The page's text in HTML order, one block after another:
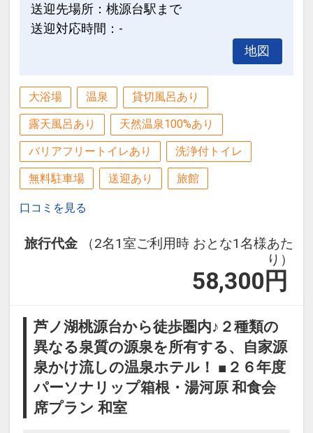
送迎先場所：桃源台駅まで
送迎対応時間：-
地図
大浴場 温泉 貸切風呂あり
露天風呂あり 天然温泉100%あり
バリアフリートイレあり 洗浄付トイレ
無料駐車場 送迎あり 旅館
口コミを見る
旅行代金
（2名1室ご利用時 おとな1名様あた
り）
58,300 円
芦ノ湖桃源台から徒歩圏内♪２種類の
異なる泉質の源泉を所有する、自家源
泉かけ流しの温泉ホテル！ ■２６年度
パーソナリップ箱根・湯河原 和食会
席プラン 和室